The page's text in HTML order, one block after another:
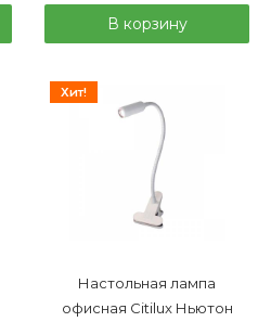
В корзину
Хит!
Настольная лампа
офисная Citilux Ньютон